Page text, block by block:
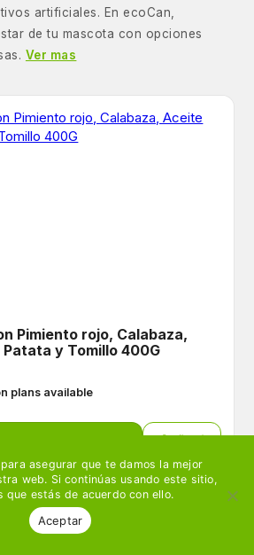
artificiales. En ecoCan,
de tu mascota con opciones
Ver mas
Pimiento rojo, Calabaza,
y Tomillo 400G
plans available
asegurar que te damos la mejor
web. Si continúas usando este sitio,
que estás de acuerdo con ello.
Aceptar